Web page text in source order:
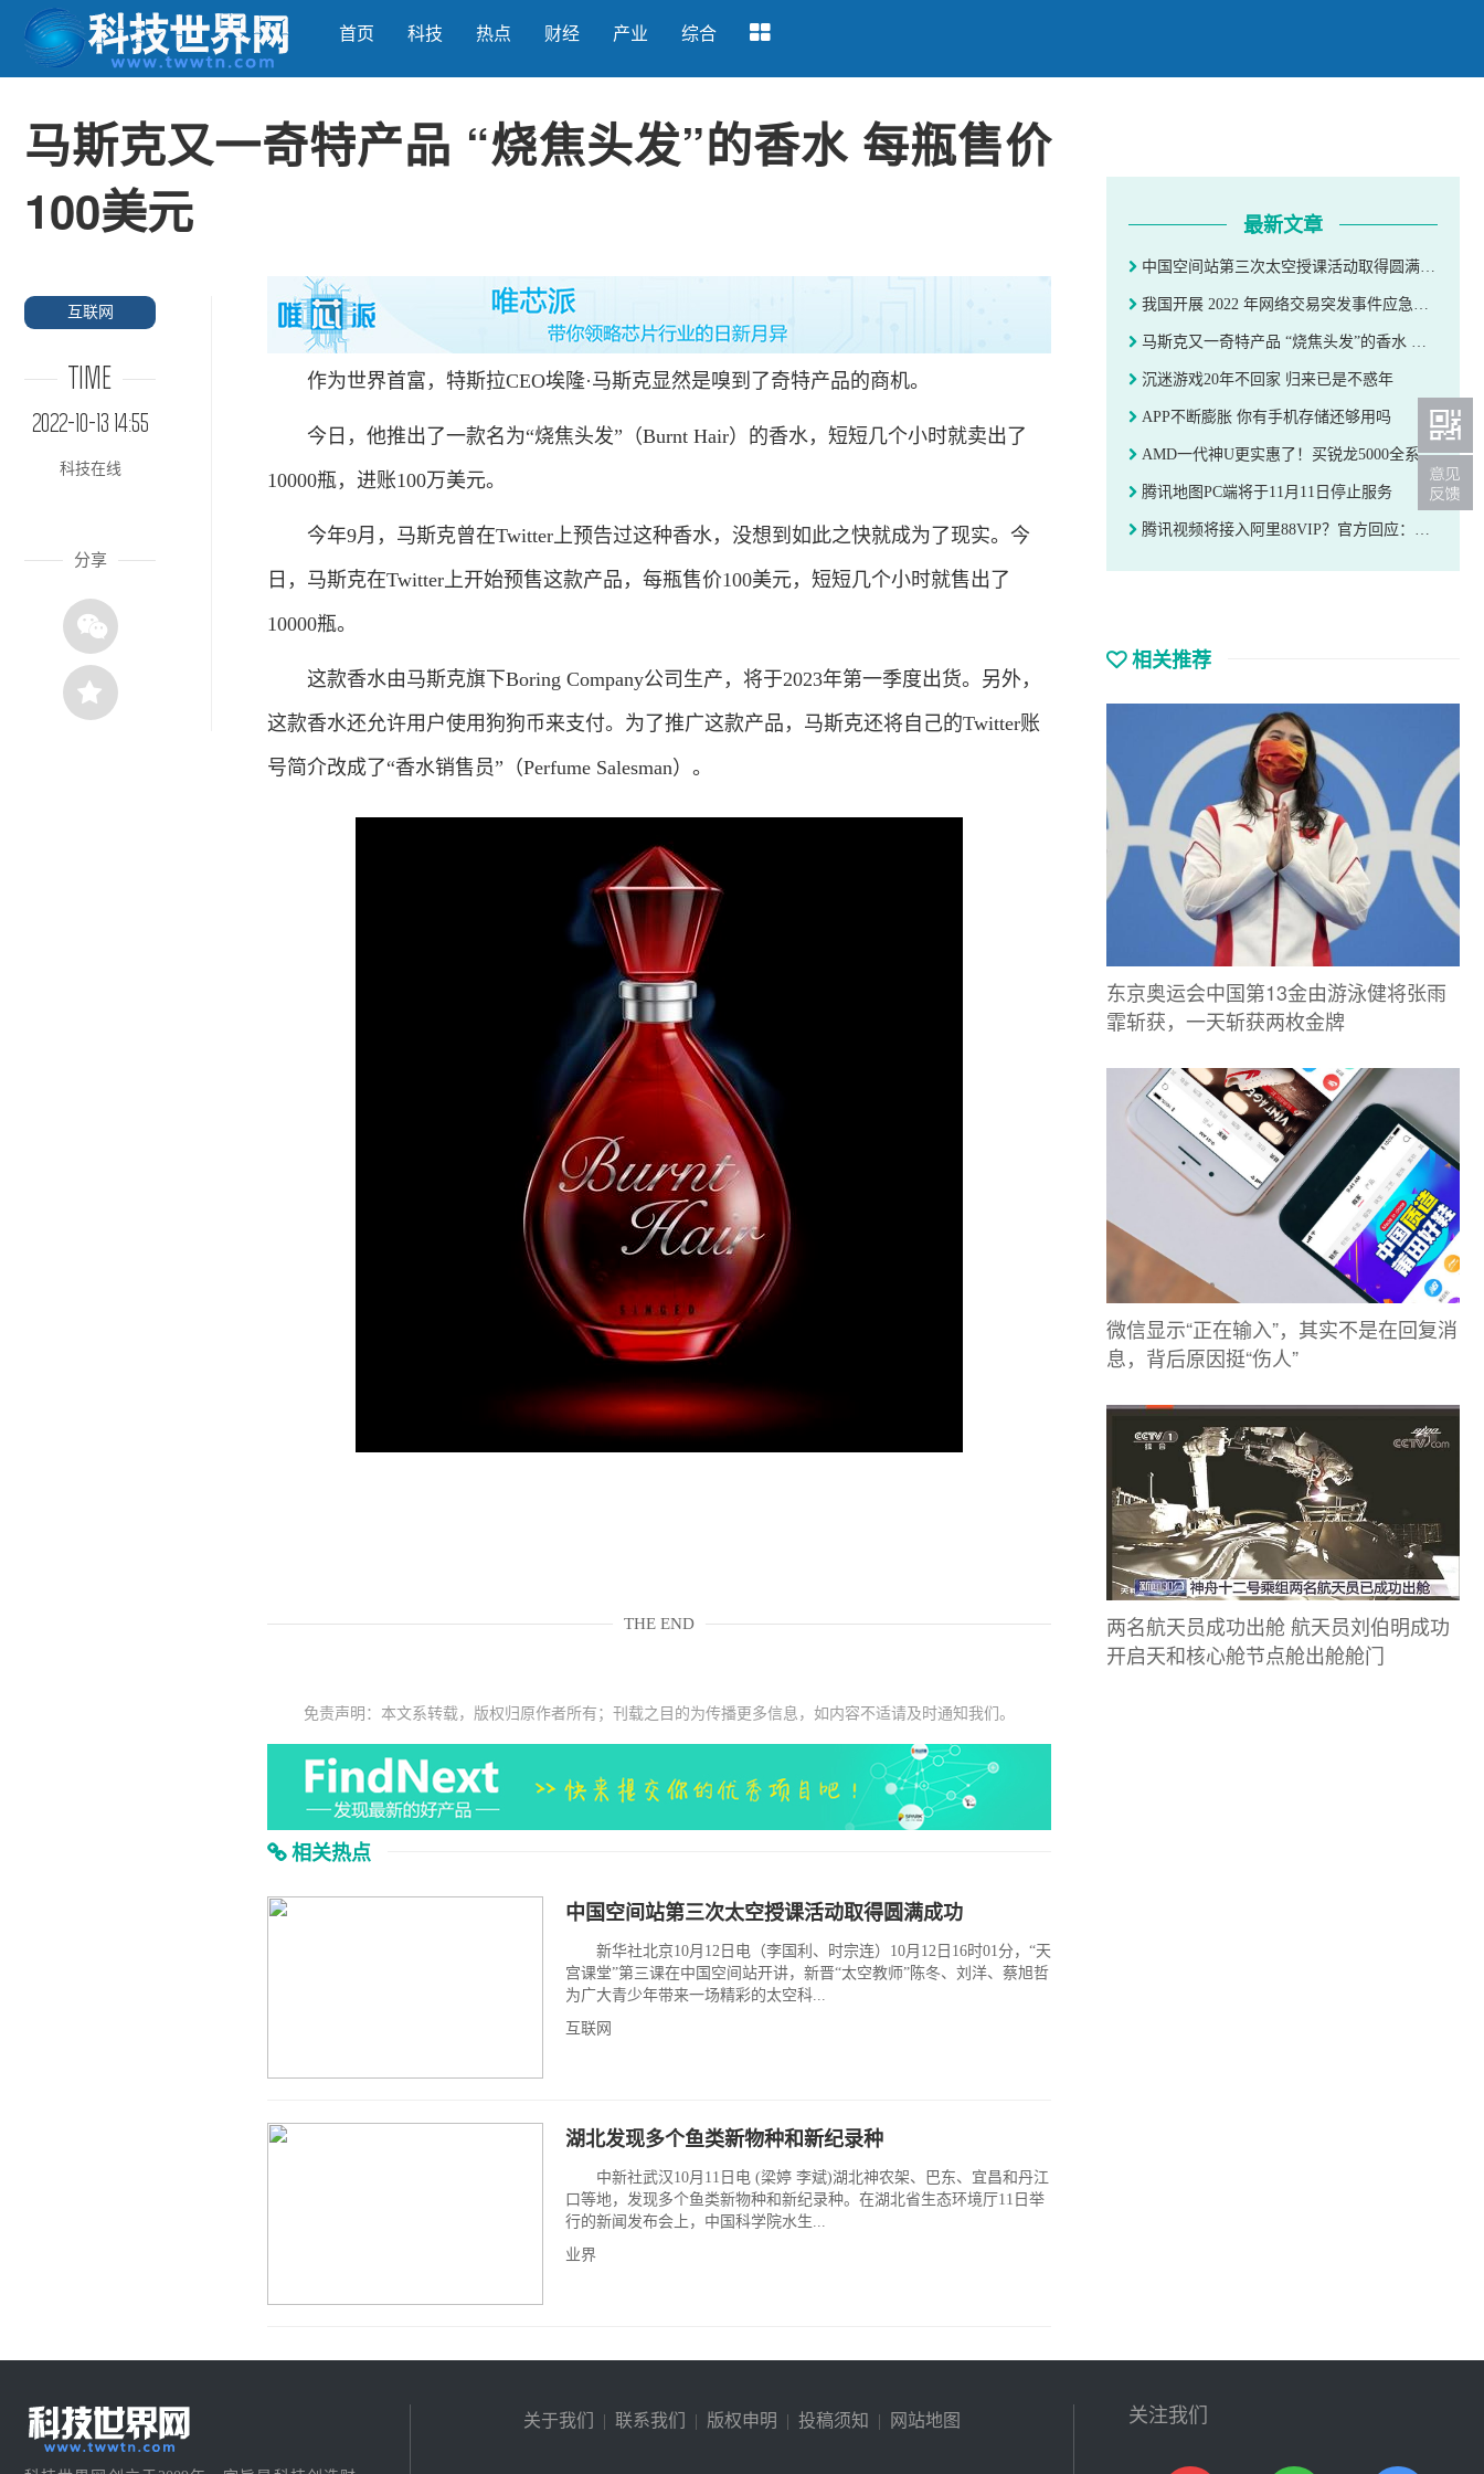
首页 科技 热点 财经 产业 综合
马斯克又一奇特产品 “烧焦头发”的香水 每瓶售价
100美元
互联网
TIME
2022-10-13 14:55
科技在线
分享
作为世界首富，特斯拉CEO埃隆·马斯克显然是嗅到了奇特产品的商机。
今日，他推出了一款名为“烧焦头发”（Burnt Hair）的香水，短短几个小时就卖出了
10000瓶，进账100万美元。
今年9月，马斯克曾在Twitter上预告过这种香水，没想到如此之快就成为了现实。今
日，马斯克在Twitter上开始预售这款产品，每瓶售价100美元，短短几个小时就售出了
10000瓶。
这款香水由马斯克旗下Boring Company公司生产，将于2023年第一季度出货。另外，
这款香水还允许用户使用狗狗币来支付。为了推广这款产品，马斯克还将自己的Twitter账
号简介改成了“香水销售员”（Perfume Salesman）。
THE END
免责声明：本文系转载，版权归原作者所有；刊载之目的为传播更多信息，如内容不适请及时通知我们。
相关热点
中国空间站第三次太空授课活动取得圆满成功
新华社北京10月12日电（李国利、时宗连）10月12日16时01分，“天
宫课堂”第三课在中国空间站开讲，新晋“太空教师”陈冬、刘洋、蔡旭哲
为广大青少年带来一场精彩的太空科...
互联网
湖北发现多个鱼类新物种和新纪录种
中新社武汉10月11日电 (梁婷 李斌)湖北神农架、巴东、宜昌和丹江
口等地，发现多个鱼类新物种和新纪录种。在湖北省生态环境厅11日举
行的新闻发布会上，中国科学院水生...
业界
最新文章
中国空间站第三次太空授课活动取得圆满成功
我国开展 2022 年网络交易突发事件应急实战演练，阿里、京东、拼多多等参加
马斯克又一奇特产品 “烧焦头发”的香水 每瓶售价100美元
沉迷游戏20年不回家 归来已是不惑年
APP不断膨胀 你有手机存储还够用吗
AMD一代神U更实惠了！买锐龙5000全系处理器送330元大作《神秘海域》PC版
腾讯地图PC端将于11月11日停止服务
腾讯视频将接入阿里88VIP？官方回应：无此计划
相关推荐
东京奥运会中国第13金由游泳健将张雨
霏斩获，一天斩获两枚金牌
微信显示“正在输入”，其实不是在回复消
息，背后原因挺“伤人”
两名航天员成功出舱 航天员刘伯明成功
开启天和核心舱节点舱出舱舱门
关于我们 | 联系我们 | 版权申明 | 投稿须知 | 网站地图 关注我们